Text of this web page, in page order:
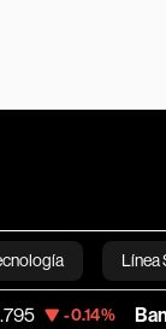
Línea
English
Banco de